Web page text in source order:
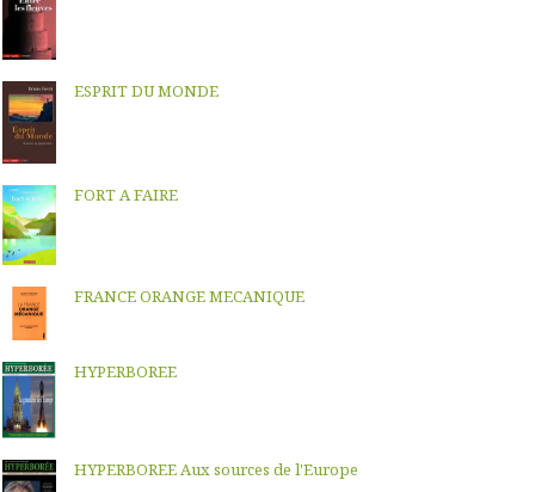
ESPRIT DU MONDE
FORT A FAIRE
FRANCE ORANGE MECANIQUE
HYPERBOREE
HYPERBOREE Aux sources de l'Europe